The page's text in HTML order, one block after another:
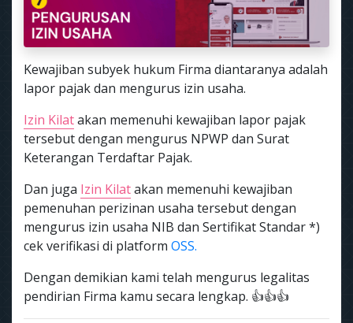
Kewajiban subyek hukum Firma diantaranya adalah
lapor pajak dan mengurus izin usaha.
Izin Kilatakan memenuhi kewajiban lapor pajak
tersebut dengan mengurus NPWP dan Surat
Keterangan Terdaftar Pajak.
Dan juga Izin Kilatakan memenuhi kewajiban
pemenuhan perizinan usaha tersebut dengan
mengurus izin usaha NIB dan Sertifikat Standar *)
cek verifikasi di platform OSS.
Dengan demikian kami telah mengurus legalitas
pendirian Firma kamu secara lengkap. 👍👍👍